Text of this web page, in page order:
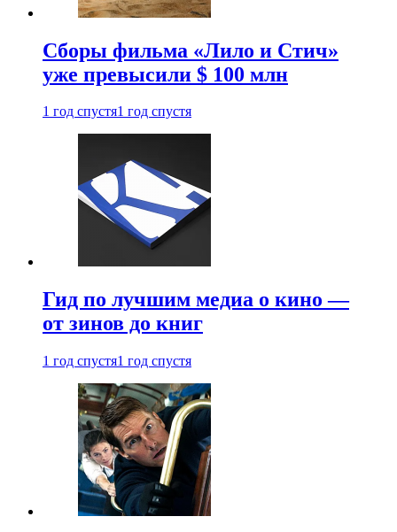
Сборы фильма «Лило и Стич»
уже превысили $ 100 млн
1 год спустя1 год спустя
Гид по лучшим медиа о кино —
от зинов до книг
1 год спустя1 год спустя